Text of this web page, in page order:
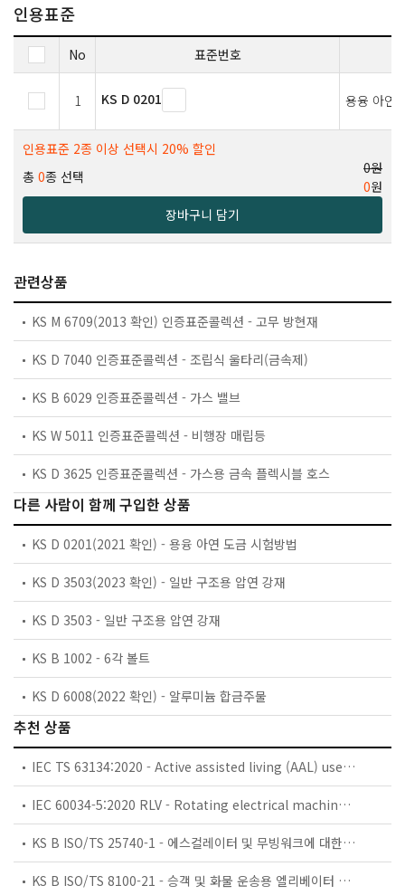
인용표준
No 표준번호
1 KS D 0201 용융 아연
인용표준 2종 이상 선택시 20% 할인
총 0종 선택
0원
0원
장바구니 담기
관련상품
KS M 6709(2013 확인) 인증표준콜렉션 - 고무 방현재
KS D 7040 인증표준콜렉션 - 조립식 울타리(금속제)
KS B 6029 인증표준콜렉션 - 가스 밸브
KS W 5011 인증표준콜렉션 - 비행장 매립등
KS D 3625 인증표준콜렉션 - 가스용 금속 플렉시블 호스
다른 사람이 함께 구입한 상품
KS D 0201(2021 확인) - 용융 아연 도금 시험방법
KS D 3503(2023 확인) - 일반 구조용 압연 강재
KS D 3503 - 일반 구조용 압연 강재
KS B 1002 - 6각 볼트
KS D 6008(2022 확인) - 알루미늄 합금주물
추천 상품
IEC TS 63134:2020 - Active assisted living (AAL) use cases
IEC 60034-5:2020 RLV - Rotating electrical machines - Part 5: Degrees of protection provided by the integral design of rotating electrical machines (IP code) - Classification
KS B ISO/TS 25740-1 - 에스컬레이터 및 무빙워크에 대한 안전요건 — 제1부: 세계공통 필수 안전요건(GESRs)
KS B ISO/TS 8100-21 - 승객 및 화물 운송용 엘리베이터 —제21부: 세계공통 필수안전요건(GESRs)을 충족하는 세계공통 안전 파라미터(GSPs)